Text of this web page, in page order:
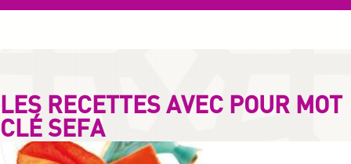
LES RECETTES AVEC POUR MOT
CLÉ SEFA